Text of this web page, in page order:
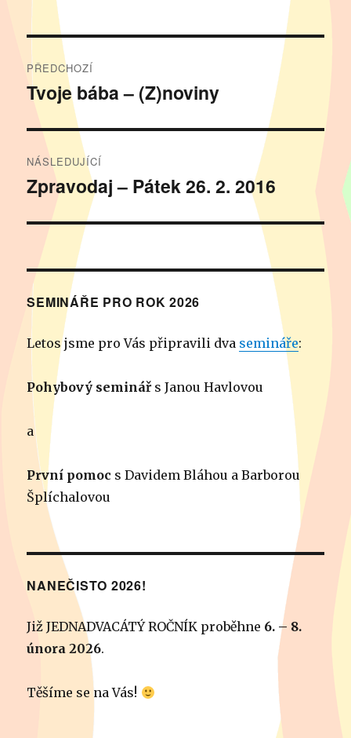
Navigace
pro
příspěvek
PŘEDCHOZÍ
Předchozí
příspěvek:
Tvoje bába – (Z)noviny
NÁSLEDUJÍCÍ
Následující
Zpravodaj – Pátek 26. 2. 2016
SEMINÁŘE PRO ROK 2026
Letos jsme pro Vás připravili dva semináře:
Pohybový seminář s Janou Havlovou
a
První pomoc s Davidem Bláhou a Barborou
Šplíchalovou
NANEČISTO 2026!
Již JEDNADVACÁTÝ ROČNÍK proběhne 6. – 8.
února 2026.
Těšíme se na Vás!